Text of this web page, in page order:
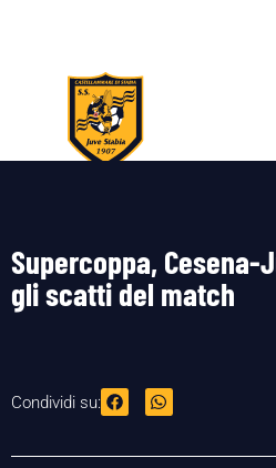
Supercoppa, Cesena-
gli scatti del match
Condividi su: